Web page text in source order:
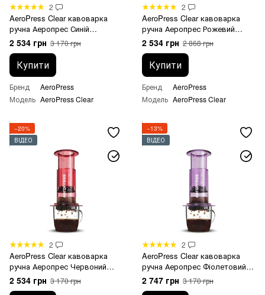
2
AeroPress Clear кавоварка
ручна Аеропрес Синій
прозорий
2 534 грн 3 170 грн
Купити
Бренд
AeroPress
Модель AeroPress Clear
2
AeroPress Clear кавоварка
ручна Аеропрес Рожевий
прозорий
2 534 грн 2 868 грн
Купити
Бренд
AeroPress
Модель AeroPress Clear
−20%
ВІДЕО
2
AeroPress Clear кавоварка
ручна Аеропрес Червоний
прозорий
2 534 грн 3 170 грн
−13%
ВІДЕО
2
AeroPress Clear кавоварка
ручна Аеропрес Фіолетовий
прозорий
2 747 грн 3 170 грн